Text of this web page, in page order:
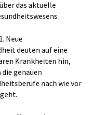
das aktuelle
Neue
deuten auf eine
Krankheiten hin,
genauen
nach wie vor